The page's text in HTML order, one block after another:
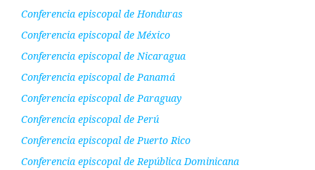
Conferencia episcopal de Honduras
Conferencia episcopal de México
Conferencia episcopal de Nicaragua
Conferencia episcopal de Panamá
Conferencia episcopal de Paraguay
Conferencia episcopal de Perú
Conferencia episcopal de Puerto Rico
Conferencia episcopal de República Dominicana